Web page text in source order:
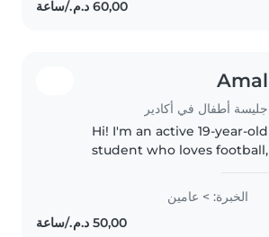
Amal
جليسة أطفال في أكادير
Hi! I'm an active 19-year-old
student who loves football,
have a lot of experience
volunteering with children's
charities, so I know how to keep
الخبرة: > عامين